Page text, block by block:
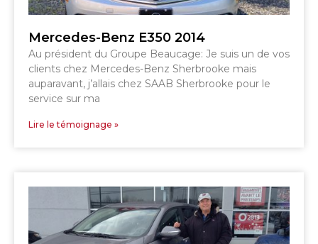
Mercedes-Benz E350 2014
Au président du Groupe Beaucage: Je suis un de vos
clients chez Mercedes-Benz Sherbrooke mais
auparavant, j’allais chez SAAB Sherbrooke pour le
service sur ma
Lire le témoignage »
SHERBROOKE
ST-HYACINTHE
GRANBY
DRUMMONDVILLE
SHERBROOKE
GRANBY
SHERBROOKE SHERBROOKE